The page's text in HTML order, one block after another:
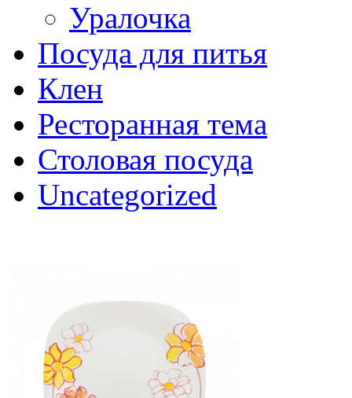
Уралочка
Посуда для питья
Клен
Ресторанная тема
Столовая посуда
Uncategorized